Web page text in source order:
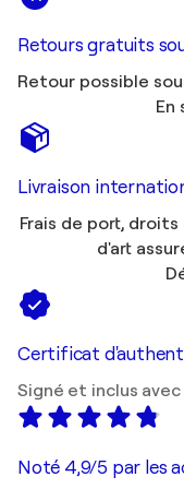
Retours gratuits
Retour possible
En
Livraison
Frais de port,
d'art
Certificat
Signé et inclus
Noté 4,9/5 par les